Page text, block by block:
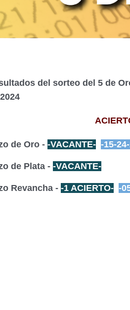
del sorteo del 5 de
de Oro - -VACANTE- -15-
de Plata - -VACANTE-
Revancha - -1 ACIERTO- -